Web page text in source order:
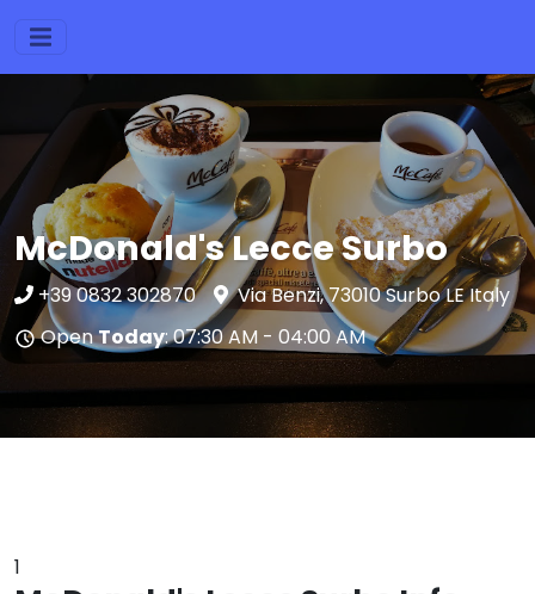
McDonald's Lecce Surbo
+39 0832 302870
Via Benzi, 73010 Surbo LE Italy
OpenToday: 07:30 AM - 04:00 AM
1